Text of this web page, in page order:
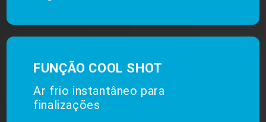
FUNÇÃO COOL SHOT
Ar frio instantâneo para
finalizações